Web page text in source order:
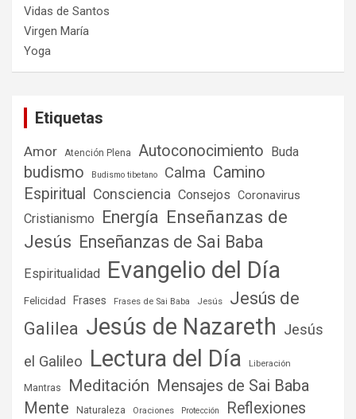
Vidas de Santos
Virgen María
Yoga
Etiquetas
Amor Atención Plena Autoconocimiento Buda
budismo Budismo tibetano Calma Camino
Espiritual
Consciencia Consejos Coronavirus
Cristianismo Energía Enseñanzas de
Jesús Enseñanzas de Sai Baba
Espiritualidad Evangelio del Día
Felicidad Frases Frases de Sai Baba Jesús
Jesús de
Galilea Jesús de Nazareth Jesús
el Galileo Lectura del Día Liberación
Mantras Meditación Mensajes de Sai Baba
Mente
Naturaleza Oraciones Protección Reflexiones